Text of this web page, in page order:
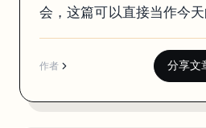
会，这篇可以直接当作今天
作者 分享文